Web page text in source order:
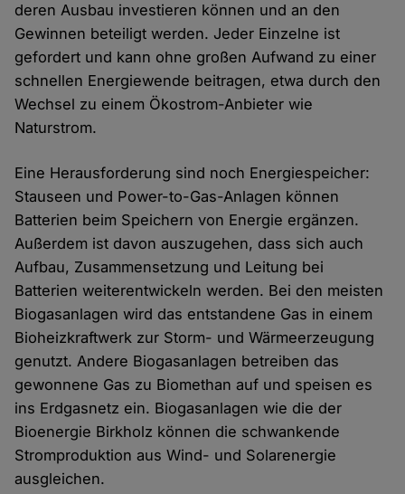
deren Ausbau investieren können und an den
Gewinnen beteiligt werden. Jeder Einzelne ist
gefordert und kann ohne großen Aufwand zu einer
schnellen Energiewende beitragen, etwa durch den
Wechsel zu einem Ökostrom-Anbieter wie
Naturstrom.
Eine Herausforderung sind noch Energiespeicher:
Stauseen und Power-to-Gas-Anlagen können
Batterien beim Speichern von Energie ergänzen.
Außerdem ist davon auszugehen, dass sich auch
Aufbau, Zusammensetzung und Leitung bei
Batterien weiterentwickeln werden. Bei den meisten
Biogasanlagen wird das entstandene Gas in einem
Bioheizkraftwerk zur Storm- und Wärmeerzeugung
genutzt. Andere Biogasanlagen betreiben das
gewonnene Gas zu Biomethan auf und speisen es
ins Erdgasnetz ein. Biogasanlagen wie die der
Bioenergie Birkholz können die schwankende
Stromproduktion aus Wind- und Solarenergie
ausgleichen.